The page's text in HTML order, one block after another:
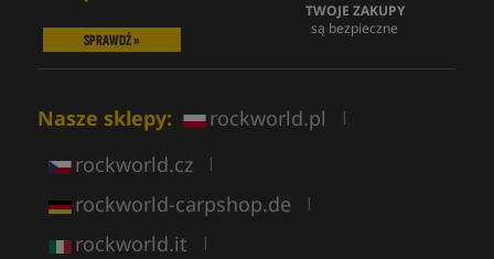
SPRAWDŹ »
TWOJE ZAKUPY
są bezpieczne
Nasze sklepy: rockworld.pl |
rockworld.cz |
rockworld-carpshop.de |
rockworld.it |